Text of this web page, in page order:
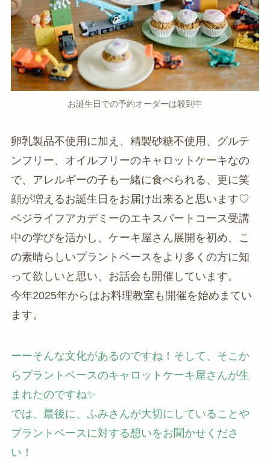
お誕生日での予約オーダーは殺到中
卵乳製品不使用に加え、精製砂糖不使用、グルテ
ンフリー、オイルフリーのキャロットケーキなの
で、アレルギーの子も一緒に食べられる、更に笑
顔が増えるお誕生日をお届け出来ると思います♡
ベジライフアカデミーのエキスパートコース受講
中の学びを活かし、ケーキ屋さん展開を初め、こ
の素晴らしいプラントベースをより多くの方に知
って欲しいと思い、お話会も開催しています。
今年2025年からはお料理教室も開催を始めまてい
ます。
ーーそんな文化があるのですね！そして、そこか
らプラントベースのキャロットケーキ屋さんが生
まれたのですね✨
では、最後に、ふみさんが大切にしていることや
プラントベースに対する想いをお聞かせくださ
い！